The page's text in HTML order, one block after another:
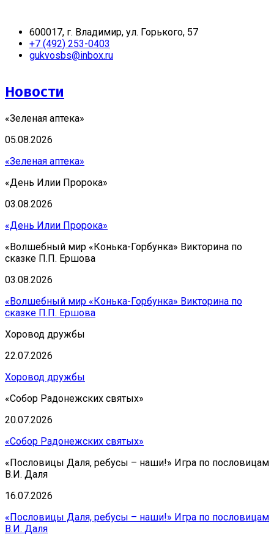
600017, г. Владимир, ул. Горького, 57
+7 (492) 253-0403
gukvosbs@inbox.ru
Новости
«Зеленая аптека»
05.08.2026
«Зеленая аптека»
«День Илии Пророка»
03.08.2026
«День Илии Пророка»
«Волшебный мир «Конька-Горбунка» Викторина по
сказке П.П. Ершова
03.08.2026
«Волшебный мир «Конька-Горбунка» Викторина по
сказке П.П. Ершова
Хоровод дружбы
22.07.2026
Хоровод дружбы
«Собор Радонежских святых»
20.07.2026
«Собор Радонежских святых»
«Пословицы Даля, ребусы – наши!» Игра по пословицам
В.И. Даля
16.07.2026
«Пословицы Даля, ребусы – наши!» Игра по пословицам
В.И. Даля